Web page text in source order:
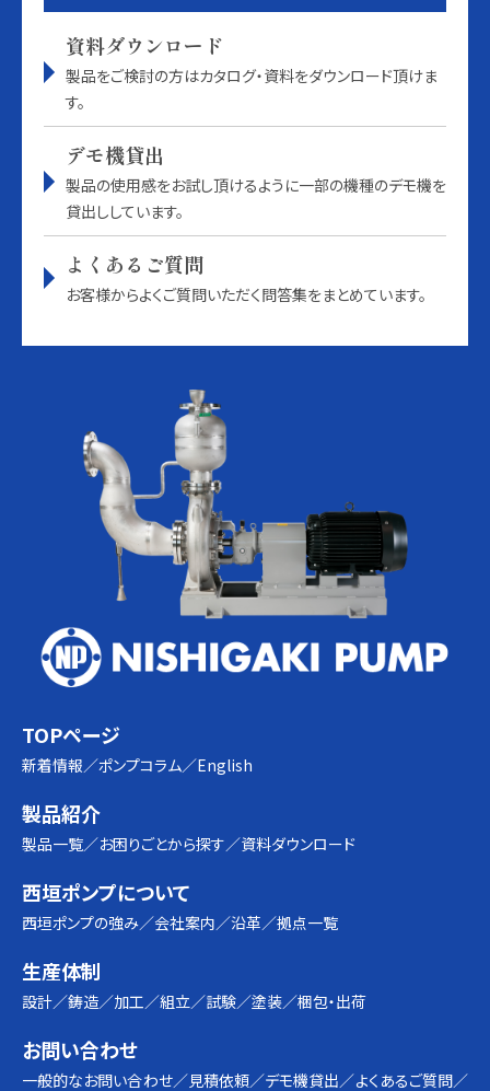
資料ダウンロード
製品をご検討の方はカタログ・資料をダウンロード頂けま
す。
デモ機貸出
製品の使用感をお試し頂けるように一部の機種のデモ機を
貸出ししています。
よくあるご質問
お客様からよくご質問いただく問答集をまとめています。
TOPページ
新着情報 ポンプコラム English
製品紹介
製品一覧 お困りごとから探す 資料ダウンロード
西垣ポンプについて
西垣ポンプの強み 会社案内 沿革 拠点一覧
生産体制
設計 鋳造 加工 組立 試験 塗装 梱包・出荷
お問い合わせ
一般的なお問い合わせ 見積依頼 デモ機貸出 よくあるご質問